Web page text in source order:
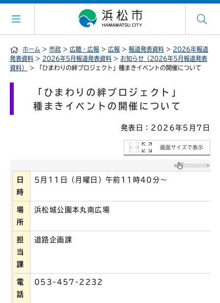
ホーム > 市政 > 広聴・広報 > 広報 > 報道発表資料 > 2026年報道
発表資料 > 2026年5月報道発表資料 > お知らせ（2026年5月報道発表
資料）
> 「ひまわりの絆プロジェクト」種まきイベントの開催について
「ひまわりの絆プロジェクト」
種まきイベントの開催について
発表日：2026年5月7日
画面サイズで表示
日
時
5月11日（月曜日）午前11時40分～
場
所
浜松城公園本丸南広場
担
当
課
道路企画課
電
話
053-457-2232